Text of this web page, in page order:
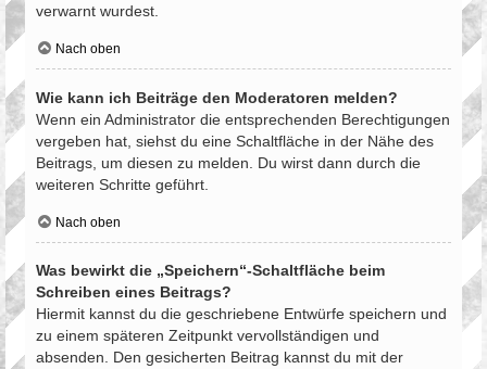
verwarnt wurdest.
Nach oben
Wie kann ich Beiträge den Moderatoren melden?
Wenn ein Administrator die entsprechenden Berechtigungen
vergeben hat, siehst du eine Schaltfläche in der Nähe des
Beitrags, um diesen zu melden. Du wirst dann durch die
weiteren Schritte geführt.
Nach oben
Was bewirkt die „Speichern“-Schaltfläche beim
Schreiben eines Beitrags?
Hiermit kannst du die geschriebene Entwürfe speichern und
zu einem späteren Zeitpunkt vervollständigen und
absenden. Den gesicherten Beitrag kannst du mit der